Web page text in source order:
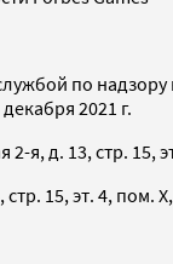
по
2021 г.
я, д. 13, стр. 15,
15, эт. 4, пом.